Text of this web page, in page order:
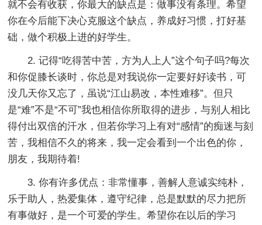
就不会有收获，你最大的缺点是：做事没有条理。希望
你在今后能下决心克服这个缺点，养成好习惯，打好基
础，做个积极上进的好学生。
2. 记得“吃得苦中苦，方为人上人”这个句子吗?每次
和你促膝长谈时，你总是对我说你一定要好好读书，可
没几天你又忘了，虽说“江山易改，本性难移”。但只
是“难”不是“不可”我也相信你所取得的进步，与别人相比
得付出双倍的汗水，但若你学习上有对“感情”的痴迷与刻
苦，我相信不久的将来，我一定会看到一个出色的你，
朋友，我期待着!
3. 你有许多优点：非常懂事，善解人意诚实纯朴，
乐于助人，热爱集体，遵守纪律，总是默默的尽力把所
有事做好，是一个可爱的学生。希望你在以后的学习